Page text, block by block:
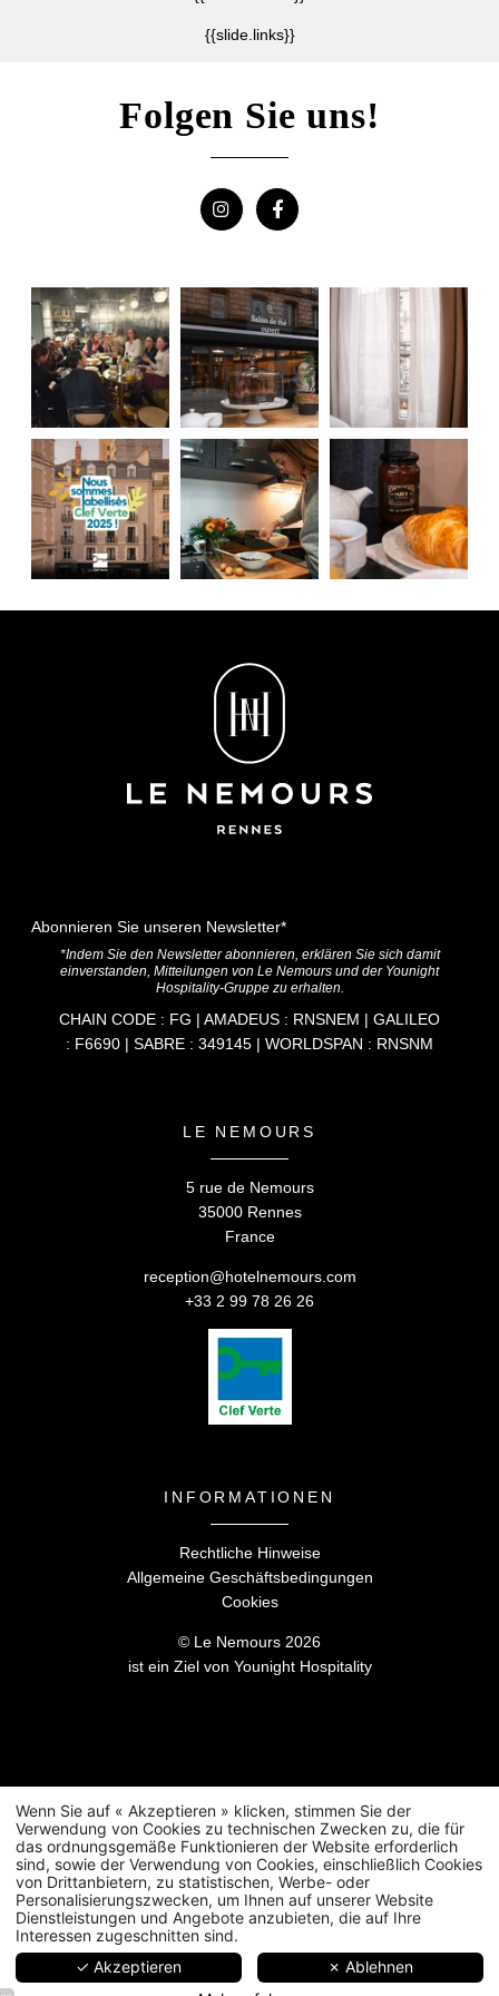
{{slide.links}}
Folgen Sie uns!
LE NEMOURS
5 rue de Nemours
35000 Rennes
France
reception@hotelnemours.com
+33 2 99 78 26 26
Abonnieren Sie unseren Newsletter*
*Indem Sie den Newsletter abonnieren, erklären Sie sich damit
einverstanden, Mitteilungen von Le Nemours und der Younight
Hospitality-Gruppe zu erhalten.
CHAIN CODE : FG | AMADEUS : RNSNEM | GALILEO
: F6690 | SABRE : 349145 | WORLDSPAN : RNSNM
INFORMATIONEN
Rechtliche Hinweise
Allgemeine Geschäftsbedingungen
Cookies
© Le Nemours 2026
ist ein Ziel von Younight Hospitality
5 rue de Nemours
Wenn Sie auf « Akzeptieren » klicken, stimmen Sie der
Verwendung von Cookies zu technischen Zwecken zu, die für
das ordnungsgemäße Funktionieren der Website erforderlich
sind, sowie der Verwendung von Cookies, einschließlich Cookies
von Drittanbietern, zu statistischen, Werbe- oder
Personalisierungszwecken, um Ihnen auf unserer Website
Dienstleistungen und Angebote anzubieten, die auf Ihre
Interessen zugeschnitten sind.
✓ Akzeptieren
✗ Ablehnen